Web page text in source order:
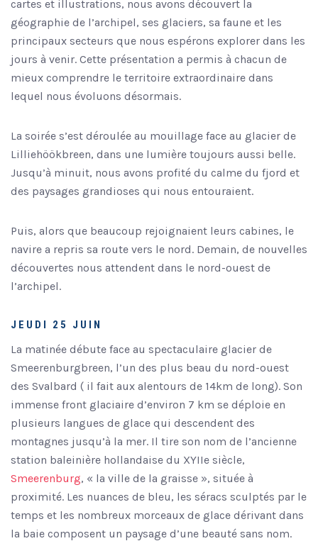
cartes et illustrations, nous avons découvert la
géographie de l’archipel, ses glaciers, sa faune et les
principaux secteurs que nous espérons explorer dans les
jours à venir. Cette présentation a permis à chacun de
mieux comprendre le territoire extraordinaire dans
lequel nous évoluons désormais.
La soirée s’est déroulée au mouillage face au glacier de
Lilliehöökbreen, dans une lumière toujours aussi belle.
Jusqu’à minuit, nous avons profité du calme du fjord et
des paysages grandioses qui nous entouraient.
Puis, alors que beaucoup rejoignaient leurs cabines, le
navire a repris sa route vers le nord. Demain, de nouvelles
découvertes nous attendent dans le nord-ouest de
l’archipel.
JEUDI 25 JUIN
La matinée débute face au spectaculaire glacier de
Smeerenburgbreen, l’un des plus beau du nord-ouest
des Svalbard ( il fait aux alentours de 14km de long). Son
immense front glaciaire d’environ 7 km se déploie en
plusieurs langues de glace qui descendent des
montagnes jusqu’à la mer. Il tire son nom de l’ancienne
station baleinière hollandaise du XYIIe siècle,
Smeerenburg, « la ville de la graisse », située à
proximité. Les nuances de bleu, les séracs sculptés par le
temps et les nombreux morceaux de glace dérivant dans
la baie composent un paysage d’une beauté sans nom.